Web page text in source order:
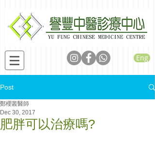
Eng
Post
肥胖可以治療嗎?
鄭櫻叢醫師
Dec 30, 2017